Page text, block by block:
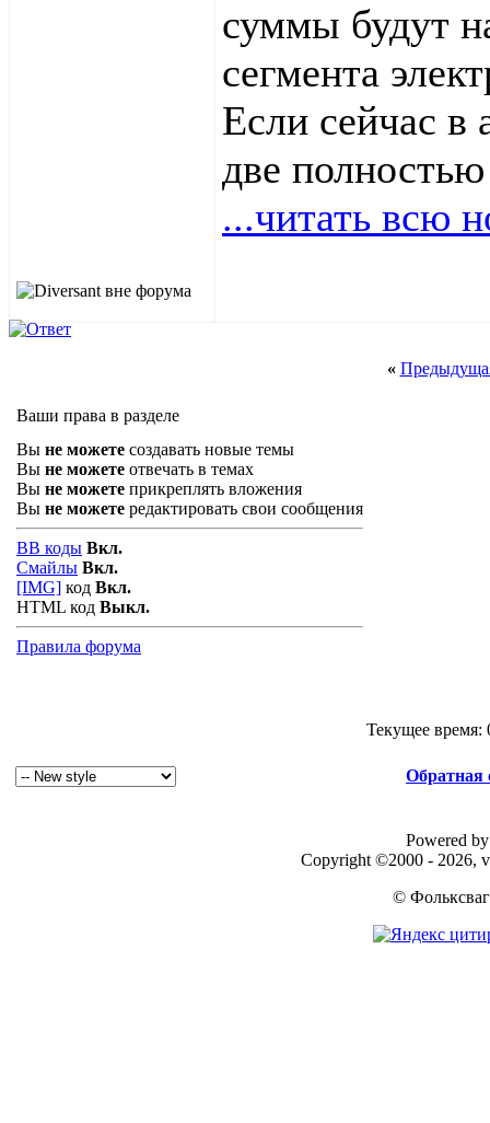
суммы будут
сегмента
Если сейчас в
две
...читать всю
«
Ваши права в разделе
Вы не можете создавать новые темы
Вы не можете отвечать в темах
Вы не можете прикреплять вложения
Вы не можете редактировать свои сообщения
BB коды Вкл.
Смайлы Вкл.
[IMG] код Вкл.
HTML код Выкл.
Правила форума
Текущее время:
Обратная
Powered
Copyright ©2000 - 2026,
©